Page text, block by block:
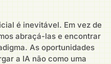
é inevitável. Em vez de
abraçá-las e encontrar
As oportunidades
a IA não como uma